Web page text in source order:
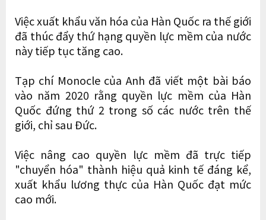
Việc xuất khẩu văn hóa của Hàn Quốc ra thế giới
đã thúc đẩy thứ hạng quyền lực mềm của nước
này tiếp tục tăng cao.
Tạp chí Monocle của Anh đã viết một bài báo
vào năm 2020 rằng quyền lực mềm của Hàn
Quốc đứng thứ 2 trong số các nước trên thế
giới, chỉ sau Đức.
Việc nâng cao quyền lực mềm đã trực tiếp
"chuyển hóa" thành hiệu quả kinh tế đáng kể,
xuất khẩu lương thực của Hàn Quốc đạt mức
cao mới.